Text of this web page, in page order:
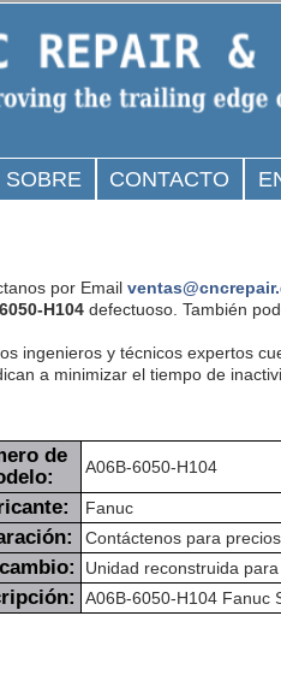
SOBRE CONTACTO
por Email
H104defectuoso. También
ingenieros y técnicos expertos
a minimizar el tiempo de
de
A06B-6050-H104
Fanuc
Contáctenos para
Unidad reconstruida
A06B-6050-H104 Fanuc